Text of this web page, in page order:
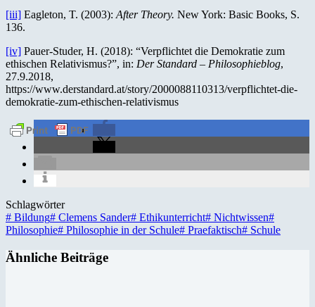
[iii] Eagleton, T. (2003): After Theory. New York: Basic Books, S.
136.
[iv] Pauer-Studer, H. (2018): “Verpflichtet die Demokratie zum
ethischen Relativismus?”, in: Der Standard – Philosophieblog,
27.9.2018,
https://www.derstandard.at/story/2000088110313/verpflichtet-die-
demokratie-zum-ethischen-relativismus
Schlagwörter
# Bildung# Clemens Sander# Ethikunterricht# Nichtwissen#
Philosophie# Philosophie in der Schule# Praefaktisch# Schule
Ähnliche Beiträge